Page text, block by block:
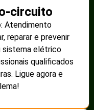
circuito
Atendimento
reparar e prevenir
sistema elétrico
qualificados
Ligue agora e